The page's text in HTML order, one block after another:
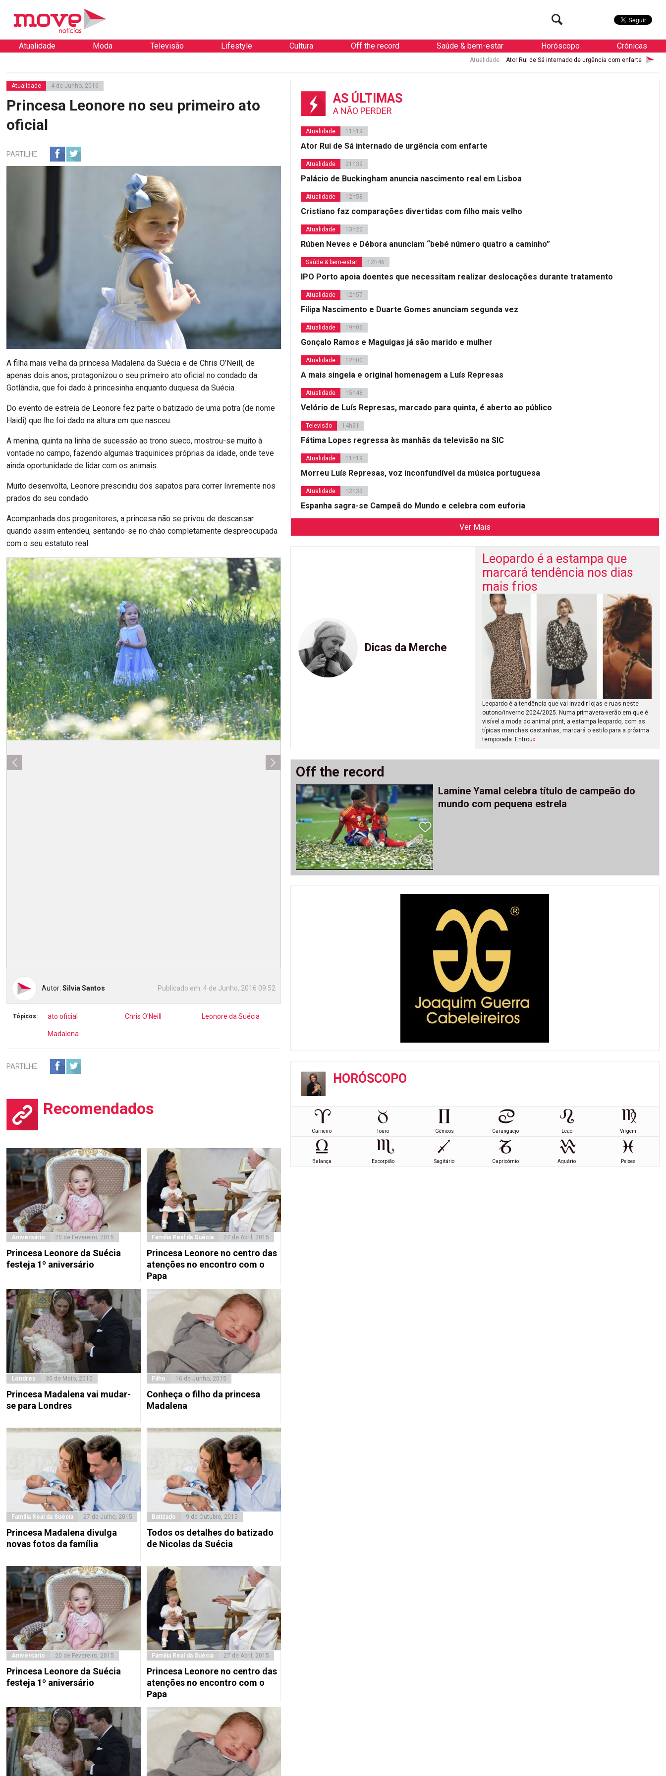
Atualidade Moda Televisão Lifestyle Cultura Off the record Saúde & bem-estar Horóscopo Crónicas
Ator Rui de Sá internado de urgência com enfarte Atualidade
Atualidade 4 de Junho, 2016
Princesa Leonore no seu primeiro ato
oficial
PARTILHE:
A filha mais velha da princesa Madalena da Suécia e de Chris O’Neill, de
apenas dois anos, protagonizou o seu primeiro ato oficial no condado da
Gotlândia, que foi dado à princesinha enquanto duquesa da Suécia.
Do evento de estreia de Leonore fez parte o batizado de uma potra (de nome
Haidi) que lhe foi dado na altura em que nasceu.
A menina, quinta na linha de sucessão ao trono sueco, mostrou-se muito à
vontade no campo, fazendo algumas traquinices próprias da idade, onde teve
ainda oportunidade de lidar com os animais.
Muito desenvolta, Leonore prescindiu dos sapatos para correr livremente nos
prados do seu condado.
Acompanhada dos progenitores, a princesa não se privou de descansar
quando assim entendeu, sentando-se no chão completamente despreocupada
com o seu estatuto real.
Autor:Silvia Santos Publicado em: 4 de Junho, 2016 09:52
Tópicos: ato oficial Chris O'Neill Leonore da Suécia
Madalena
PARTILHE:
Recomendados
Aniversário 20 de Fevereiro, 2015
Princesa Leonore da Suécia
festeja 1º aniversário
Família Real da Suécia 27 de Abril, 2015
Princesa Leonore no centro das
atenções no encontro com o
Papa
Londres 30 de Maio, 2015
Princesa Madalena vai mudar-
se para Londres
Filho 16 de Junho, 2015
Conheça o filho da princesa
Madalena
Família Real da Suécia 27 de Julho, 2015
Princesa Madalena divulga
novas fotos da família
Batizado 9 de Outubro, 2015
Todos os detalhes do batizado
de Nicolas da Suécia
Aniversário 20 de Fevereiro, 2015
Princesa Leonore da Suécia
festeja 1º aniversário
Família Real da Suécia 27 de Abril, 2015
Princesa Leonore no centro das
atenções no encontro com o
Papa
AS ÚLTIMAS
A NÃO PERDER
Atualidade 11h19
Ator Rui de Sá internado de urgência com enfarte
Atualidade 21h39
Palácio de Buckingham anuncia nascimento real em Lisboa
Atualidade 12h58
Cristiano faz comparações divertidas com filho mais velho
Atualidade 13h22
Rúben Neves e Débora anunciam “bebé número quatro a caminho”
Saúde & bem-estar 12h46
IPO Porto apoia doentes que necessitam realizar deslocações durante tratamento
Atualidade 12h57
Filipa Nascimento e Duarte Gomes anunciam segunda vez
Atualidade 19h06
Gonçalo Ramos e Maguigas já são marido e mulher
Atualidade 12h00
A mais singela e original homenagem a Luís Represas
Atualidade 15h48
Velório de Luís Represas, marcado para quinta, é aberto ao público
Televisão 14h31
Fátima Lopes regressa às manhãs da televisão na SIC
Atualidade 11h19
Morreu Luís Represas, voz inconfundível da música portuguesa
Atualidade 12h33
Espanha sagra-se Campeã do Mundo e celebra com euforia
Ver Mais
Dicas da Merche
Leopardo é a estampa que
marcará tendência nos dias
mais frios
Leopardo é a tendência que vai invadir lojas e ruas neste
outono/inverno 2024/2025. Numa primavera-verão em que é
visível a moda do animal print, a estampa leopardo, com as
típicas manchas castanhas, marcará o estilo para a próxima
temporada. Entrou»
Off the record
Lamine Yamal celebra título de campeão do
mundo com pequena estrela
HORÓSCOPO
Carneiro Touro Gémeos Caranguejo Leão Virgem
Balança Escorpião Sagitário Capricórnio Aquário Peixes